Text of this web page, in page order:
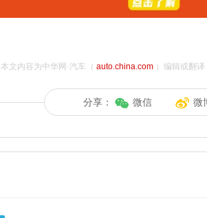
本文内容为中华网·汽车（ auto.china.com）编辑或翻译
分享： 微信 微